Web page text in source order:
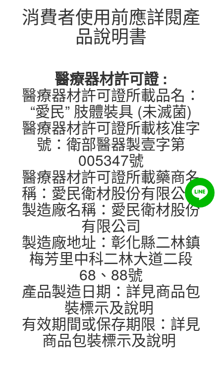
消費者使用前應詳閱產
品說明書
醫療器材許可證 :
醫療器材許可證所載品名：
“愛民” 肢體裝具 (未滅菌)
醫療器材許可證所載核准字
號：衛部醫器製壹字第
005347號
醫療器材許可證所載藥商名
稱：愛民衛材股份有限公司
製造廠名稱：愛民衛材股份
有限公司
製造廠地址：彰化縣二林鎮
梅芳里中科二林大道二段
68、88號
產品製造日期：詳見商品包
裝標示及說明
有效期間或保存期限：詳見
商品包裝標示及說明